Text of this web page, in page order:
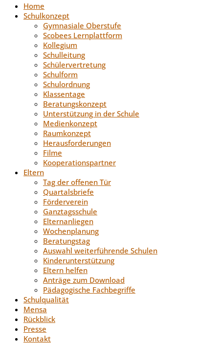
Home
Schulkonzept
Gymnasiale Oberstufe
Scobees Lernplattform
Kollegium
Schulleitung
Schülervertretung
Schulform
Schulordnung
Klassentage
Beratungskonzept
Unterstützung in der Schule
Medienkonzept
Raumkonzept
Herausforderungen
Filme
Kooperationspartner
Eltern
Tag der offenen Tür
Quartalsbriefe
Förderverein
Ganztagsschule
Elternanliegen
Wochenplanung
Beratungstag
Auswahl weiterführende Schulen
Kinderunterstützung
Eltern helfen
Anträge zum Download
Pädagogische Fachbegriffe
Schulqualität
Mensa
Rückblick
Presse
Kontakt